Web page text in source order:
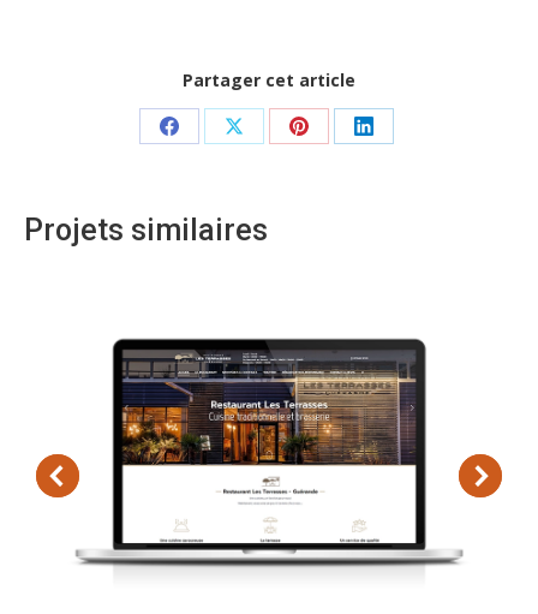
Partager cet article
Share
Facebook
Share Share Share
Projets similaires